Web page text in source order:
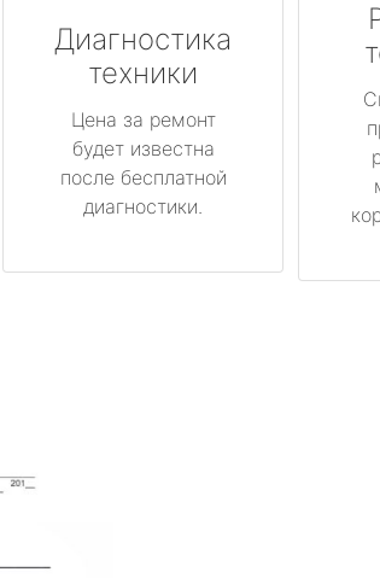
Диагностика
техники
Цена за ремонт
будет известна
после бесплатной
диагностики.